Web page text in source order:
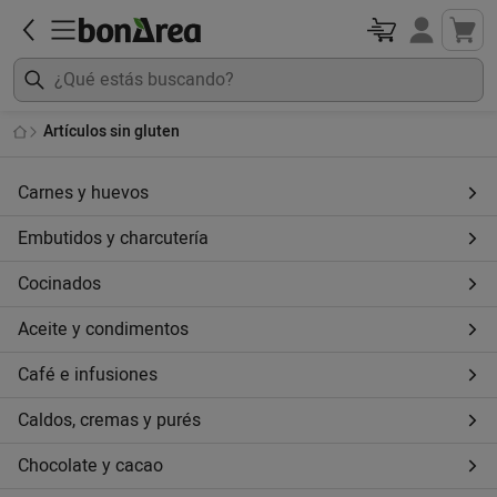
Artículos sin gluten
Carnes y huevos
Embutidos y charcutería
Cocinados
Aceite y condimentos
Café e infusiones
Caldos, cremas y purés
Chocolate y cacao